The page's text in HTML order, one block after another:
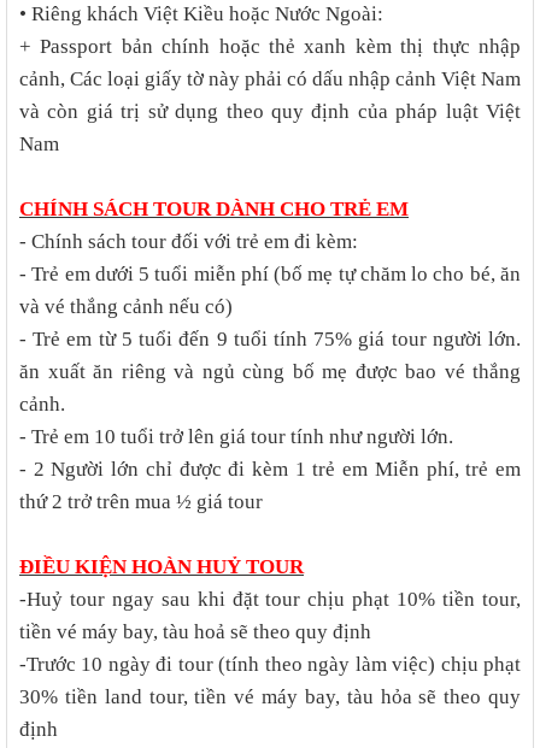
• Riêng khách Việt Kiều hoặc Nước Ngoài:
+ Passport bản chính hoặc thẻ xanh kèm thị thực nhập
cảnh, Các loại giấy tờ này phải có dấu nhập cảnh Việt Nam
và còn giá trị sử dụng theo quy định của pháp luật Việt
Nam
CHÍNH SÁCH TOUR DÀNH CHO TRẺ EM
- Chính sách tour đối với trẻ em đi kèm:
- Trẻ em dưới 5 tuổi miễn phí (bố mẹ tự chăm lo cho bé, ăn
và vé thắng cảnh nếu có)
- Trẻ em từ 5 tuổi đến 9 tuổi tính 75% giá tour người lớn.
ăn xuất ăn riêng và ngủ cùng bố mẹ được bao vé thắng
cảnh.
- Trẻ em 10 tuổi trở lên giá tour tính như người lớn.
- 2 Người lớn chỉ được đi kèm 1 trẻ em Miễn phí, trẻ em
thứ 2 trở trên mua ½ giá tour
ĐIỀU KIỆN HOÀN HUỶ TOUR
-Huỷ tour ngay sau khi đặt tour chịu phạt 10% tiền tour,
tiền vé máy bay, tàu hoả sẽ theo quy định
-Trước 10 ngày đi tour (tính theo ngày làm việc) chịu phạt
30% tiền land tour, tiền vé máy bay, tàu hỏa sẽ theo quy
định